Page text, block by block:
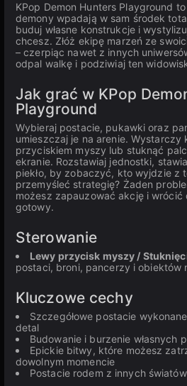
KPop Demon Hunters Playground
demony wpadają w sam środek
buduj własne konstrukcje i
chcesz. Złóż ekipę marzeń ze
– czerpiąc nawet z innych
odpal walkę i podziwiaj ten
Jak grać w KPop
Playground
Wybieraj postacie, pukawki oraz
umieszczaj je na arenie. Wystarczy
przyciskiem myszy lub stuknąć
ekranie. Rozstawiaj jednostki,
piekło, by zobaczyć, kto wyjdzie z
przemyśleć strategię? Żaden
możesz zapauzować akcję i
gotowy.
Sterowanie
Lewy przycisk myszy /
postaci, broni, pancerzy i obiektów
Kluczowe cechy
Szczegółowe postacie
detal
Budowanie i burzenie własnych
Epickie bitwy, które możesz
dowolnym momencie
Postacie rodem z innych światów